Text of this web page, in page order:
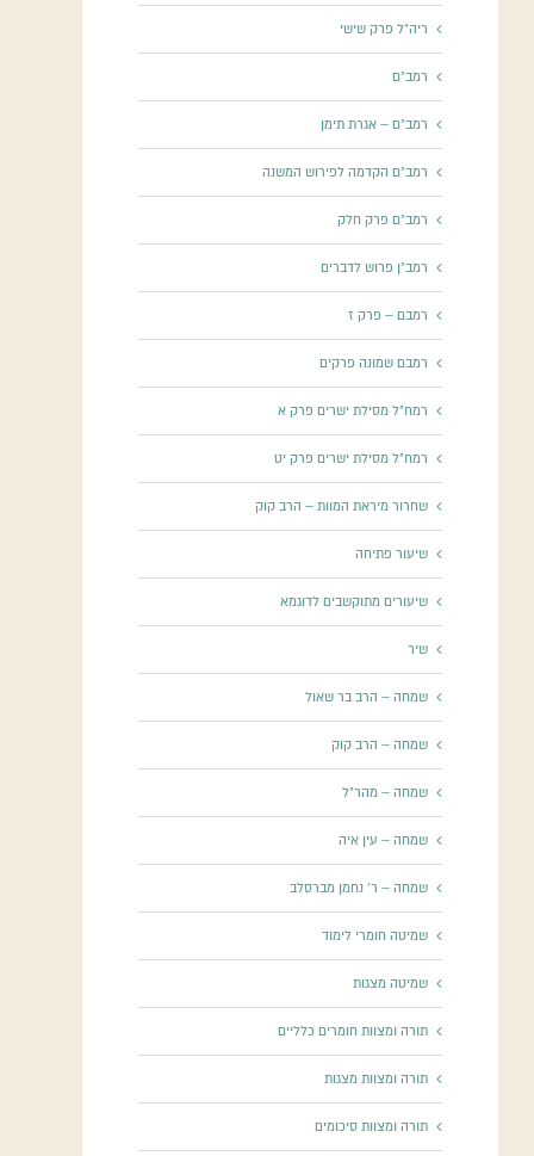
ריה"ל פרק שישי
רמב"ם
רמב"ם – אגרת תימן
רמב"ם הקדמה לפירוש המשנה
רמב"ם פרק חלק
רמב"ן פרוש לדברים
רמבם – פרק ז
רמבם שמונה פרקים
רמח"ל מסילת ישרים פרק א
רמח"ל מסילת ישרים פרק יט
שחרור מיראת המוות – הרב קוק
שיעור פתיחה
שיעורים מתוקשבים לדוגמא
שיר
שמחה – הרב בר שאול
שמחה – הרב קוק
שמחה – מהר"ל
שמחה – עין איה
שמחה – ר' נחמן מברסלב
שמיטה חומרי לימוד
שמיטה מצגות
תורה ומצוות חומרים כלליים
תורה ומצוות מצגות
תורה ומצוות סיכומים